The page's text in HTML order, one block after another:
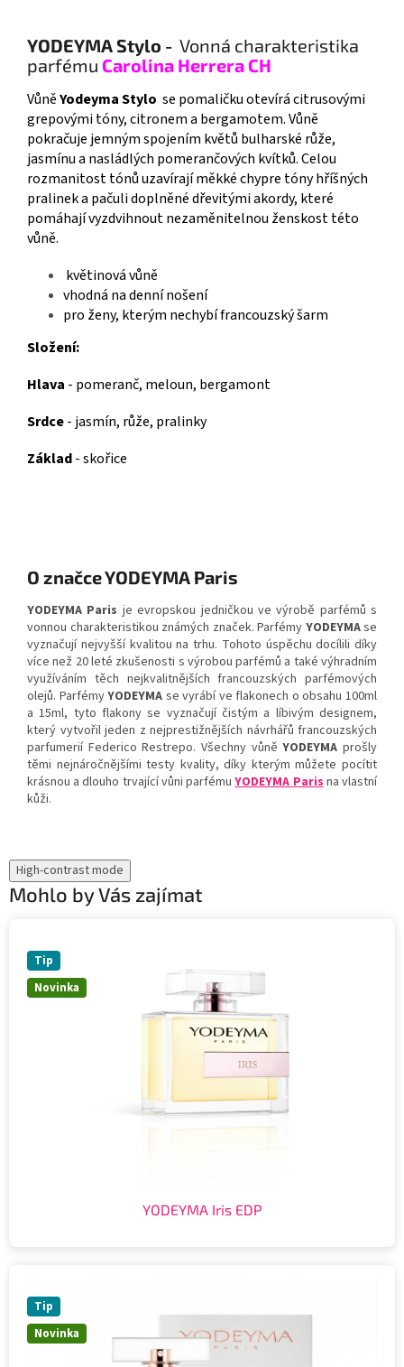
YODEYMA Stylo - Vonná charakteristika
parfému Carolina Herrera CH
VůněYodeyma Stylo se pomaličku otevírá citrusovými
grepovými tóny, citronem a bergamotem. Vůně
pokračuje jemným spojením květů bulharské růže,
jasmínu a nasládlých pomerančových kvítků. Celou
rozmanitost tónů uzavírají měkké chypre tóny hříšných
pralinek a pačuli doplněné dřevitými akordy, které
pomáhají vyzdvihnout nezaměnitelnou ženskost této
vůně.
květinová vůně
vhodná na denní nošení
pro ženy, kterým nechybí francouzský šarm
Složení:
Hlava - pomeranč, meloun, bergamont
Srdce- jasmín, růže, pralinky
Základ- skořice
O značce YODEYMA Paris
YODEYMA Paris je evropskou jedničkou ve výrobě parfémů s
vonnou charakteristikou známých značek. Parfémy YODEYMAse
vyznačují nejvyšší kvalitou na trhu. Tohoto úspěchu docílili díky
více než 20 leté zkušenosti s výrobou parfémů a také výhradním
využíváním těch nejkvalitnějších francouzských parfémových
olejů. ParfémyYODEYMA se vyrábí ve flakonech o obsahu 100ml
a 15ml, tyto flakony se vyznačují čistým a líbivým designem,
který vytvořil jeden z nejprestižnějších návrhářů francouzských
parfumerií Federico Restrepo. Všechny vůněYODEYMA prošly
těmi nejnáročnějšími testy kvality, díky kterým můžete pocítit
krásnou a dlouho trvající vůni parfémuYODEYMA Paris na vlastní
kůži.
High-contrast mode
Mohlo by Vás zajímat
Novinka
Tip
YODEYMA Iris EDP
Novinka
Tip